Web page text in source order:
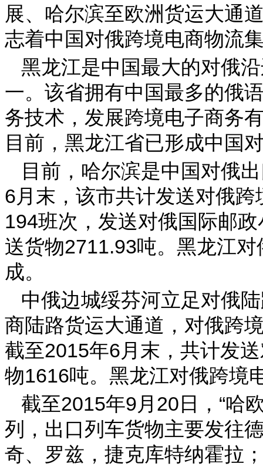
展、哈尔滨至欧洲货运大通
志着中国对俄跨境电商物流
黑龙江是中国最大的对俄
一。该省拥有中国最多的俄
务技术，发展跨境电子商务
目前，黑龙江省已形成中国
目前，哈尔滨是中国对俄
6月末，该市共计发送对俄
194班次，发送对俄国际邮
送货物2711.93吨。黑龙江
成。
中俄边城绥芬河立足对俄
商陆路货运大通道，对俄跨
截至2015年6月末，共计发
物1616吨。黑龙江对俄跨境
截至2015年9月20日，“哈
列，出口列车货物主要发往
奇、罗兹，捷克库特纳霍拉